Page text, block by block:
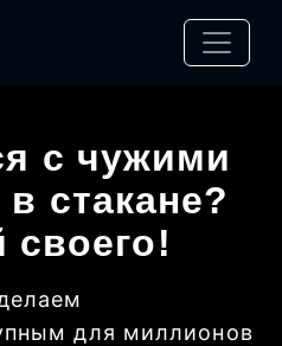
с чужими
стакане?
своего!
для миллионов